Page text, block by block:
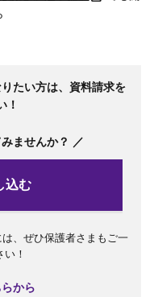
たい方は、資料請求を
！
ませんか？ ／
込む
、ぜひ保護者さまもご一
！
から